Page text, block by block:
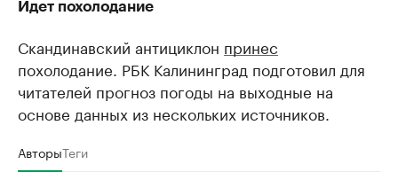
Идет похолодание
Скандинавский антициклон принес
похолодание. РБК Калининград подготовил для
читателей прогноз погоды на выходные на
основе данных из нескольких источников.
АвторыТеги